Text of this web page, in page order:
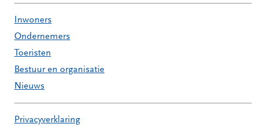
Inwoners
Ondernemers
Toeristen
Bestuur en organisatie
Nieuws
Privacyverklaring